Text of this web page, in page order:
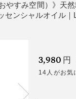
と思います。
ルで目をこすらな
ぐに拭き取ってく
間で使用する際は
やすみ空間）》天
センシャルオイル｜
3,980 円
14人がお気